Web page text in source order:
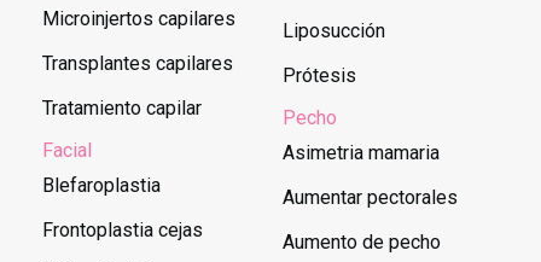
Microinjertos capilares
Transplantes capilares
Tratamiento capilar
Facial
Blefaroplastia
Frontoplastia cejas
Liposucción
Prótesis
Pecho
Asimetria mamaria
Aumentar pectorales
Aumento de pecho